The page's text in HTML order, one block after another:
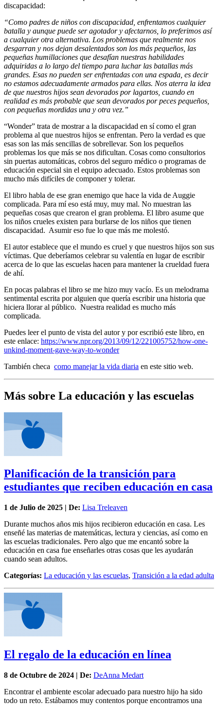
discapacidad:
“Como padres de niños con discapacidad, enfrentamos cualquier
batalla y aunque puede ser agotador y afectarnos, lo preferimos así
a cualquier otra alternativa. Los problemas que realmente nos
desgarran y nos dejan desalentados son los más pequeños, las
pequeñas humillaciones que desafían nuestras habilidades
adquiridas a lo largo del tiempo para luchar las batallas más
grandes. Esas no pueden ser enfrentadas con una espada, es decir
no estamos adecuadamente armados para ellas. Nos aterra la idea
de que nuestros hijos sean devorados por lagartos, cuando en
realidad es más probable que sean devorados por peces pequeños,
con pequeñas mordidas una y otra vez.”
“Wonder” trata de mostrar a la discapacidad en sí como el gran
problema al que nuestros hijos se enfrentan. Pero la verdad es que
esas son las más sencillas de sobrellevar. Son los pequeños
problemas los que más se nos dificultan. Cosas como consultorios
sin puertas automáticas, cobros del seguro médico o programas de
educación especial sin el equipo adecuado. Estos problemas son
mucho más difíciles de componer y tolerar.
El libro habla de ese gran enemigo que hace la vida de Auggie
complicada. Para mí eso está muy, muy mal. No muestran las
pequeñas cosas que crearon el gran problema. El libro asume que
los niños crueles existen para burlarse de los niños que tienen
discapacidad. Asumir eso fue lo que más me molestó.
El autor establece que el mundo es cruel y que nuestros hijos son sus
víctimas. Que deberíamos celebrar su valentía en lugar de escribir
acerca de lo que las escuelas hacen para mantener la crueldad fuera
de ahí.
En pocas palabras el libro se me hizo muy vacío. Es un melodrama
sentimental escrita por alguien que quería escribir una historia que
hiciera llorar al público. Nuestra realidad es mucho más
complicada.
Puedes leer el punto de vista del autor y por escribió este libro, en
este enlace: https://www.npr.org/2013/09/12/221005752/how-one-
unkind-moment-gave-way-to-wonder
También checa como manejar la vida diaria en este sitio web.
Más sobre La educación y las escuelas
Planificación de la transición para
estudiantes que reciben educación en casa
1 de Julio de 2025 | De: Lisa Treleaven
Durante muchos años mis hijos recibieron educación en casa. Les
enseñé las materias de matemáticas, lectura y ciencias, así como en
las escuelas tradicionales. Pero algo que me encantó sobre la
educación en casa fue enseñarles otras cosas que les ayudarán
cuando sean adultos.
Categorías: La educación y las escuelas, Transición a la edad adulta
El regalo de la educación en línea
8 de Octubre de 2024 | De: DeAnna Medart
Encontrar el ambiente escolar adecuado para nuestro hijo ha sido
todo un reto. Estábamos muy contentos porque encontramos una